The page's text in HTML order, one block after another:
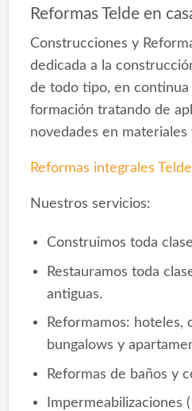
Reformas Telde en
Construcciones y
dedicada a la
de todo tipo, en continua
formación tratando de
novedades en materiales
Reformas integrales Telde
Nuestros servicios:
Construimos toda
Restauramos toda
antiguas.
Reformamos: hoteles,
bungalows y
Reformas de baños y
Impermeabilizaciones